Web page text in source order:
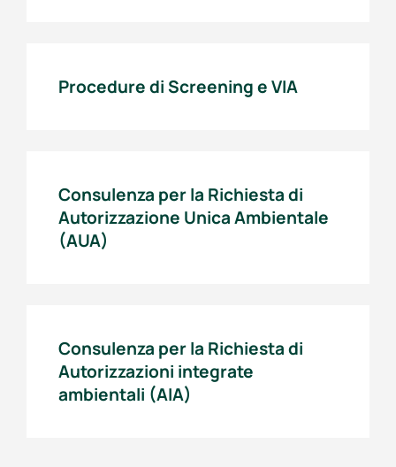
Procedure di Screening e VIA
Consulenza per la Richiesta di
Autorizzazione Unica Ambientale
(AUA)
Consulenza per la Richiesta di
Autorizzazioni integrate
ambientali (AIA)